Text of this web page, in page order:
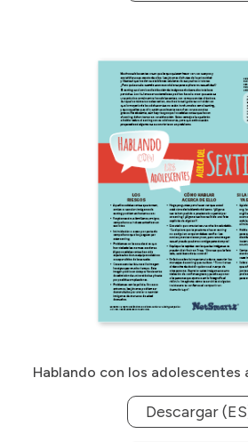
Hablando con los adolescentes
Descargar